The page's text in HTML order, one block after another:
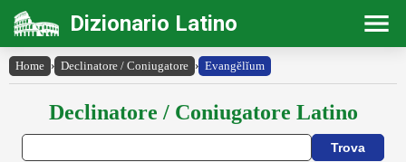
Dizionario Latino
Home › Declinatore / Coniugatore › Evangĕlĭum
Declinatore / Coniugatore Latino